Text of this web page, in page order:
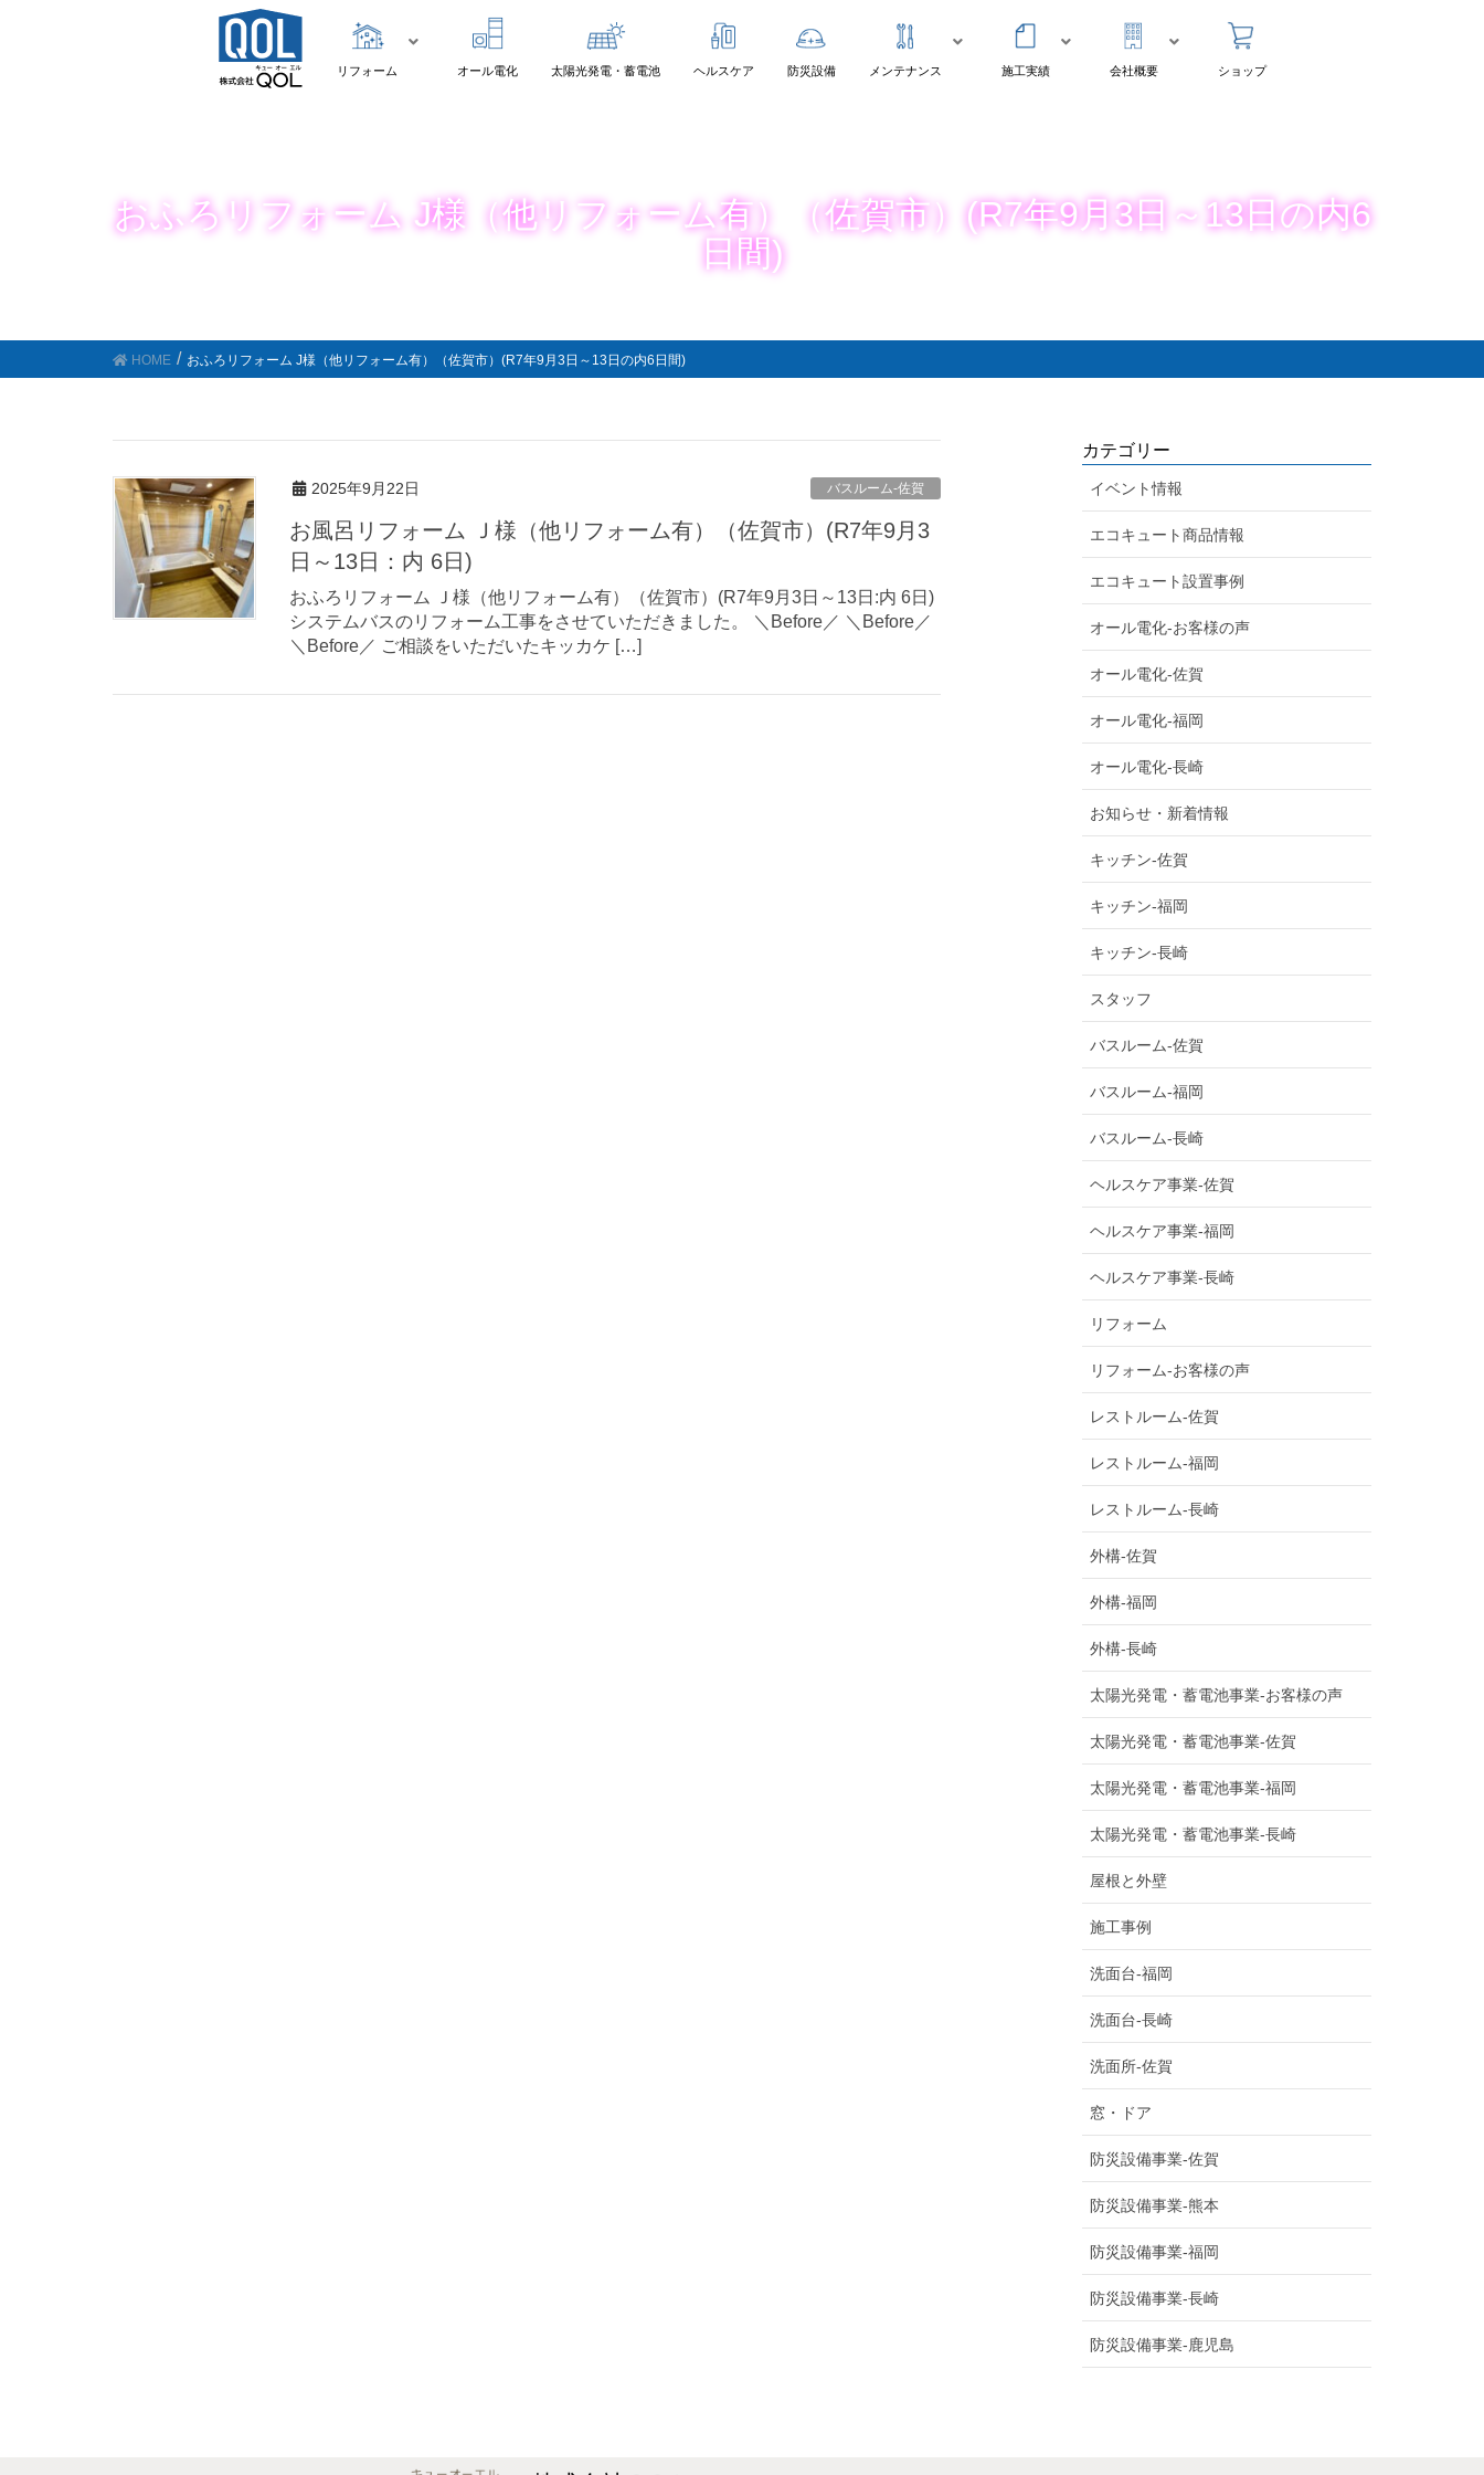
リフォーム オール電化 太陽光発電・蓄電池 ヘルスケア 防災設備 メンテナンス 施工実績 会社概要 ショップ
おふろリフォーム J様（他リフォーム有）（佐賀市）(R7年9月3日～13日の内6
日間)
HOME おふろリフォーム J様（他リフォーム有）（佐賀市）(R7年9月3日～13日の内6日間)
2025年9月22日 バスルーム-佐賀
お風呂リフォーム Ｊ様（他リフォーム有）（佐賀市）(R7年9月3
日～13日：内 6日)
おふろリフォーム Ｊ様（他リフォーム有）（佐賀市）(R7年9月3日～13日:内 6日)
システムバスのリフォーム工事をさせていただきました。 ＼Before／ ＼Before／
＼Before／ ご相談をいただいたキッカケ […]
カテゴリー
イベント情報
エコキュート商品情報
エコキュート設置事例
オール電化-お客様の声
オール電化-佐賀
オール電化-福岡
オール電化-長崎
お知らせ・新着情報
キッチン-佐賀
キッチン-福岡
キッチン-長崎
スタッフ
バスルーム-佐賀
バスルーム-福岡
バスルーム-長崎
ヘルスケア事業-佐賀
ヘルスケア事業-福岡
ヘルスケア事業-長崎
リフォーム
リフォーム-お客様の声
レストルーム-佐賀
レストルーム-福岡
レストルーム-長崎
外構-佐賀
外構-福岡
外構-長崎
太陽光発電・蓄電池事業-お客様の声
太陽光発電・蓄電池事業-佐賀
太陽光発電・蓄電池事業-福岡
太陽光発電・蓄電池事業-長崎
屋根と外壁
施工事例
洗面台-福岡
洗面台-長崎
洗面所-佐賀
窓・ドア
防災設備事業-佐賀
防災設備事業-熊本
防災設備事業-福岡
防災設備事業-長崎
防災設備事業-鹿児島